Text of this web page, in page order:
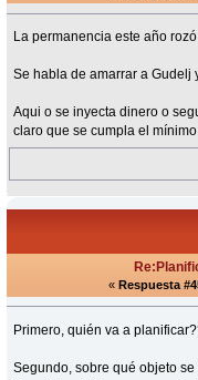
La permanencia este año
Se habla de amarrar a Gudelj
Aqui o se inyecta dinero o
claro que se cumpla el
« Respuesta
Primero, quién va a
Segundo, sobre qué objeto